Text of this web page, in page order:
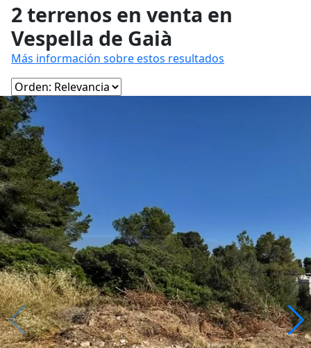
2 terrenos en venta en
Vespella de Gaià
Más información sobre estos resultados